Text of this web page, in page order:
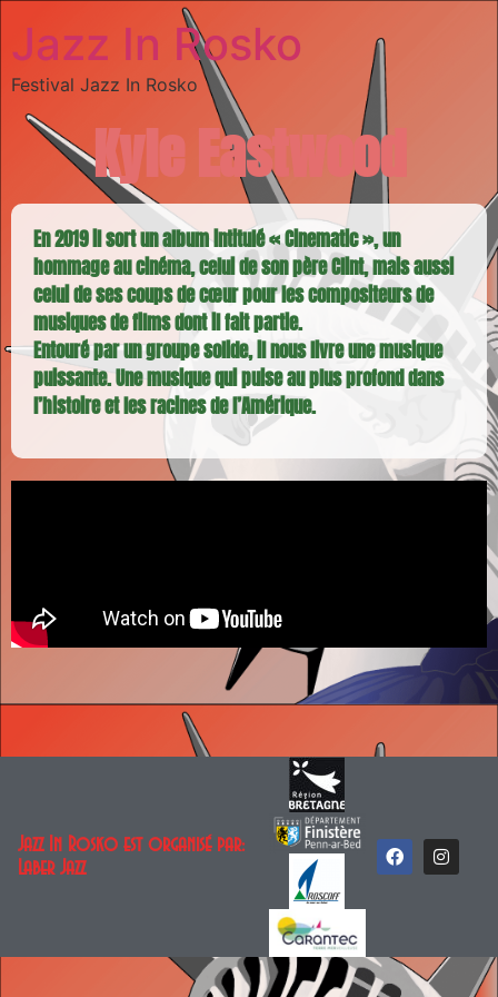
Jazz In Rosko
Festival Jazz In Rosko
Kyle Eastwood
En 2019 il sort un album intitulé « Cinematic », un
hommage au cinéma, celui de son père Clint, mais aussi
celui de ses coups de cœur pour les compositeurs de
musiques de films dont il fait partie.
Entouré par un groupe solide, il nous livre une musique
puissante. Une musique qui puise au plus profond dans
l’histoire et les racines de l’Amérique.
Jazz In Rosko est organisé par:
Laber Jazz